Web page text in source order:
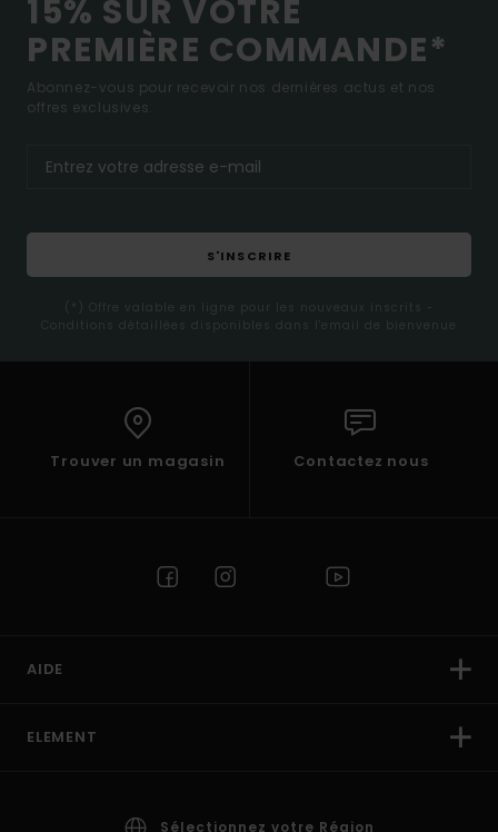
15% SUR VOTRE
PREMIÈRE COMMANDE*
Abonnez-vous pour recevoir nos dernières actus et nos
offres exclusives.
S'INSCRIRE
(*) Offre valable en ligne pour les nouveaux inscrits -
Conditions détaillées disponibles dans l'email de bienvenue
Trouver un magasin Contactez nous
AIDE
ELEMENT
Sélectionnez votre Région